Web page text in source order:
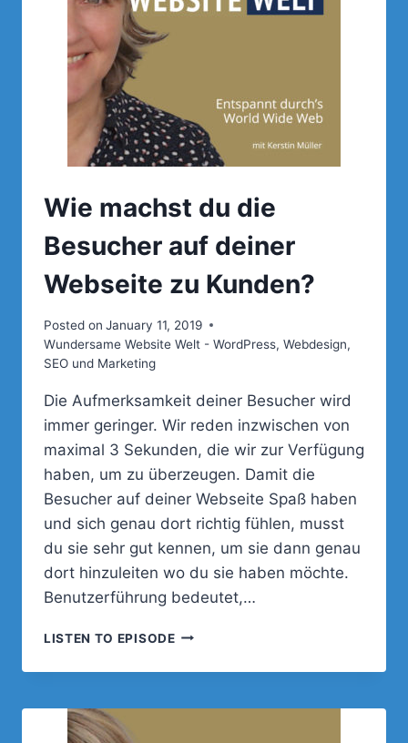
Wie machst du die
Besucher auf deiner
Webseite zu Kunden?
Posted on January 11, 2019
Wundersame Website Welt - WordPress, Webdesign,
SEO und Marketing
Die Aufmerksamkeit deiner Besucher wird
immer geringer. Wir reden inzwischen von
maximal 3 Sekunden, die wir zur Verfügung
haben, um zu überzeugen. Damit die
Besucher auf deiner Webseite Spaß haben
und sich genau dort richtig fühlen, musst
du sie sehr gut kennen, um sie dann genau
dort hinzuleiten wo du sie haben möchte.
Benutzerführung bedeutet,…
LISTEN TO EPISODEWIE
DU
BESUCHER